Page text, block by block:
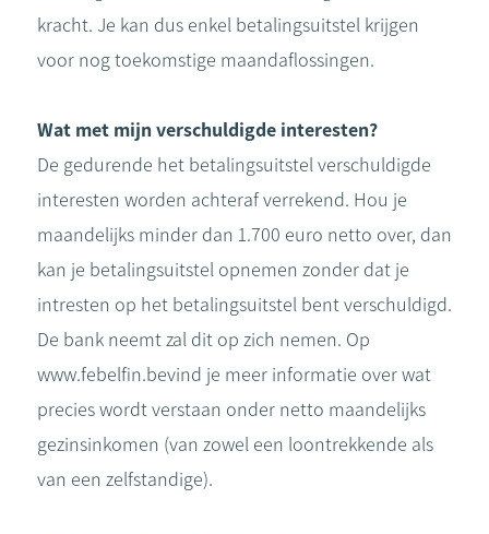
kracht. Je kan dus enkel betalingsuitstel krijgen
voor nog toekomstige maandaflossingen.
Wat met mijn verschuldigde interesten?
De gedurende het betalingsuitstel verschuldigde
interesten worden achteraf verrekend. Hou je
maandelijks minder dan 1.700 euro netto over, dan
kan je betalingsuitstel opnemen zonder dat je
intresten op het betalingsuitstel bent verschuldigd.
De bank neemt zal dit op zich nemen. Op
www.febelfin.bevind je meer informatie over wat
precies wordt verstaan onder netto maandelijks
gezinsinkomen (van zowel een loontrekkende als
van een zelfstandige).